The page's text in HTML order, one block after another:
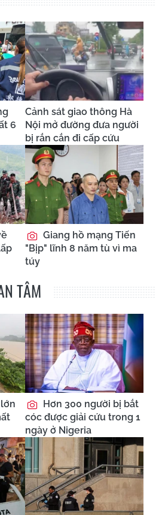
6
Cảnh sát giao thông Hà
Nội mở đường đưa người
bị rắn cắn đi cấp cứu
Giang hồ mạng Tiến
"Bịp" lĩnh 8 năm tù vì ma
túy
TÂM
Hơn 300 người bị bắt
cóc được giải cứu trong 1
ngày ở Nigeria